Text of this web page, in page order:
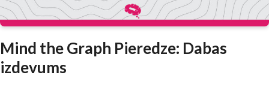
Mind the Graph Pieredze: Dabas
izdevums